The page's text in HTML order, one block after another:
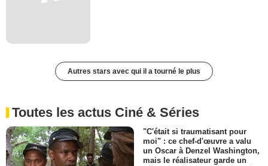
Autres stars avec qui il a tourné le plus
Toutes les actus Ciné & Séries
"C'était si traumatisant pour
moi" : ce chef-d'œuvre a valu
un Oscar à Denzel Washington,
mais le réalisateur garde un